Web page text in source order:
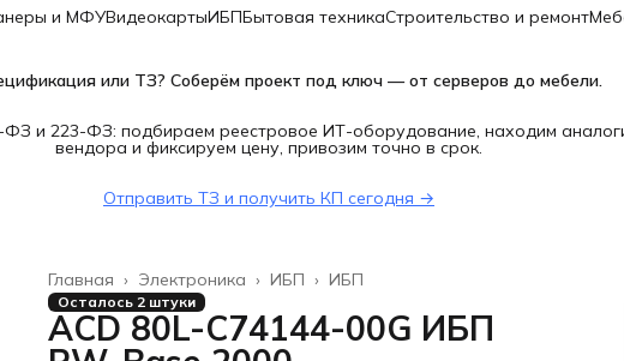
и МФУВидеокартыИБПБытовая техникаСтроительство и ремонт
или ТЗ? Соберём проект под ключ — от серверов до мебели.
и 223-ФЗ: подбираем реестровое ИТ-оборудование, находим
вендора и фиксируем цену, привозим точно в срок.
Отправить ТЗ и получить КП сегодня →
ИБП
ИБП ›
Электроника ›
Главная ›
Осталось 2 штуки
ACD 80L-C74144-00G ИБП